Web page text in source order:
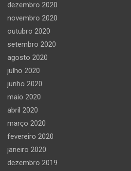
dezembro 2020
novembro 2020
outubro 2020
setembro 2020
agosto 2020
julho 2020
junho 2020
maio 2020
abril 2020
março 2020
fevereiro 2020
janeiro 2020
dezembro 2019